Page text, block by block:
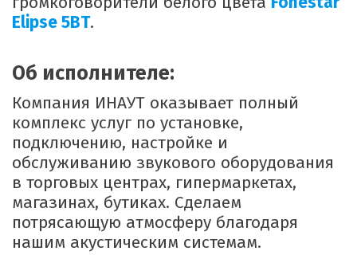
Elipse 5BT.
Об исполнителе:
Компания ИНАУТ оказывает полный
комплекс услуг по установке,
подключению, настройке и
обслуживанию звукового оборудования
в торговых центрах, гипермаркетах,
магазинах, бутиках. Сделаем
потрясающую атмосферу благодаря
нашим акустическим системам.